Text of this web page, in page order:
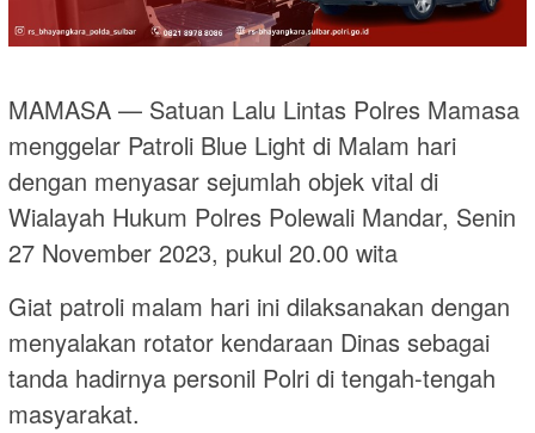
MAMASA — Satuan Lalu Lintas Polres Mamasa
menggelar Patroli Blue Light di Malam hari
dengan menyasar sejumlah objek vital di
Wialayah Hukum Polres Polewali Mandar, Senin
27 November 2023, pukul 20.00 wita
Giat patroli malam hari ini dilaksanakan dengan
menyalakan rotator kendaraan Dinas sebagai
tanda hadirnya personil Polri di tengah-tengah
masyarakat.